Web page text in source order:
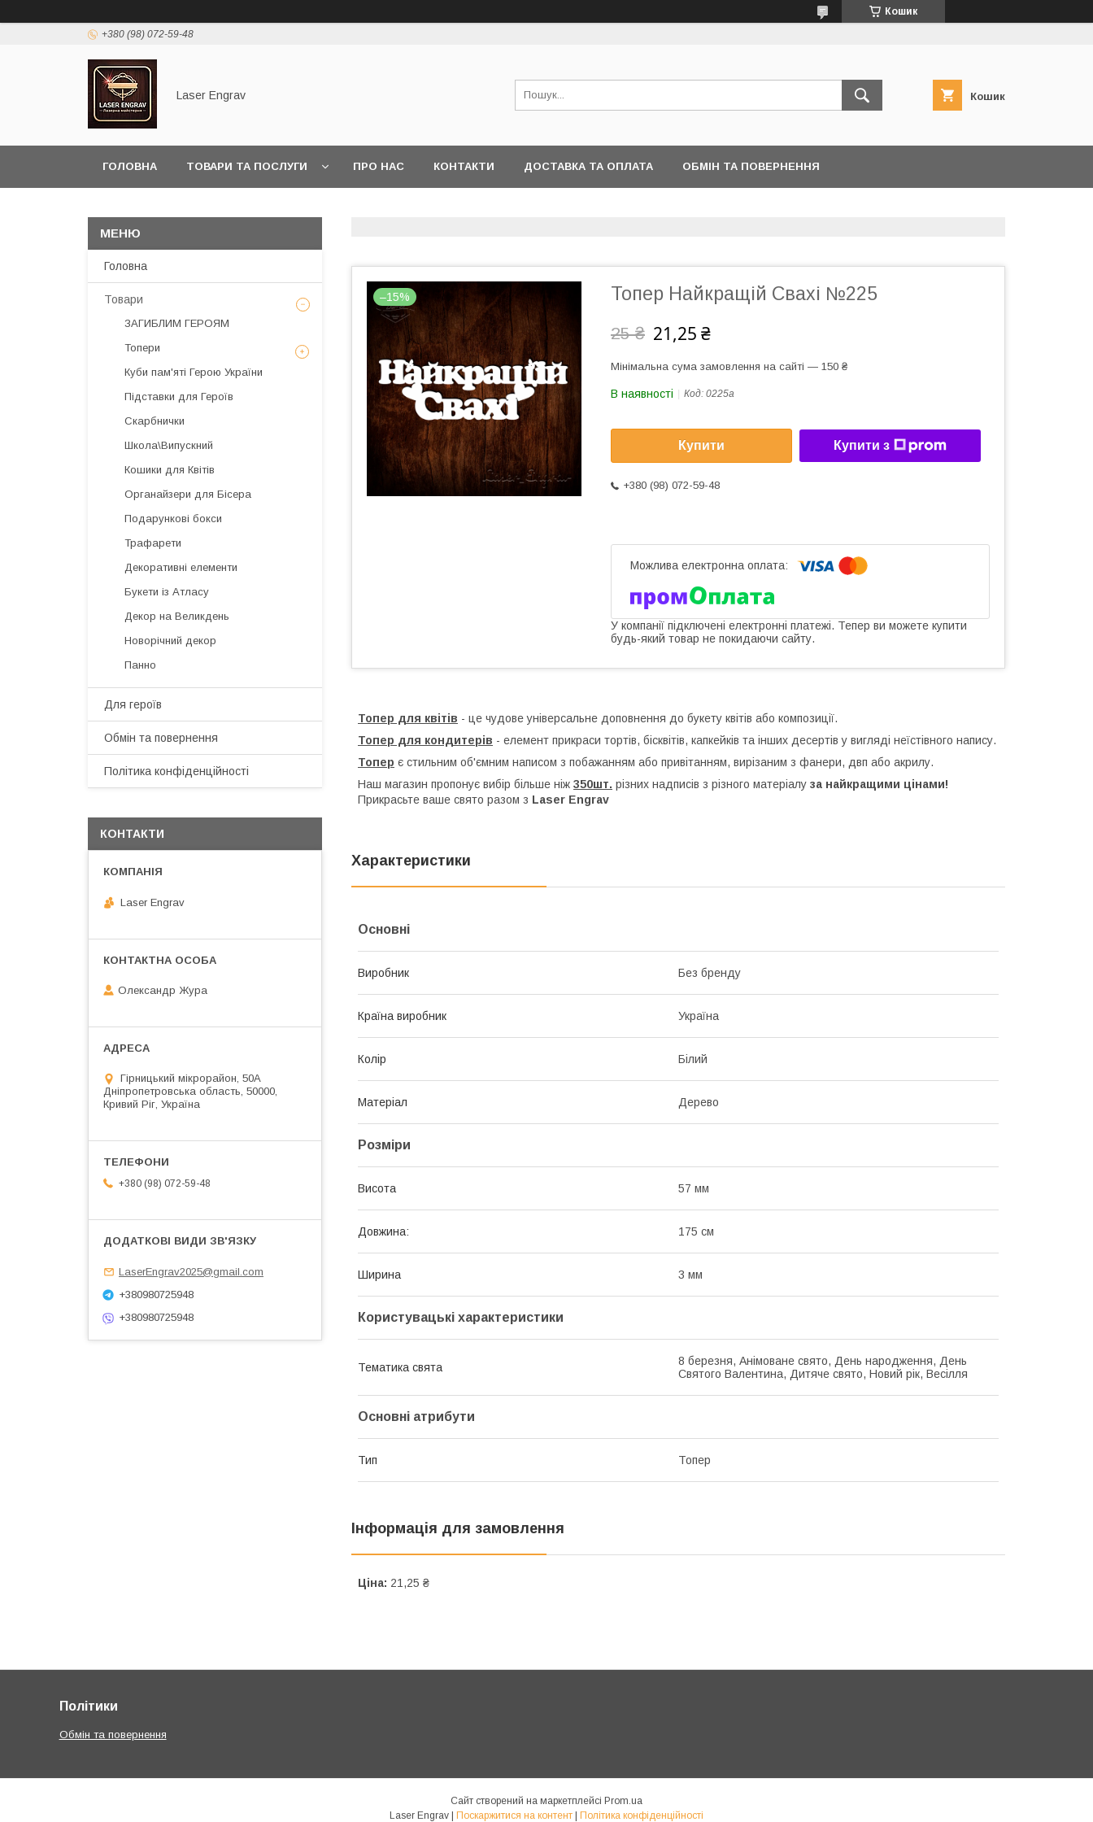
Кошик
+380 (98) 072-59-48
Laser Engrav Кошик
ГОЛОВНА ТОВАРИ ТА ПОСЛУГИ ПРО НАС КОНТАКТИ ДОСТАВКА ТА ОПЛАТА ОБМІН ТА ПОВЕРНЕННЯ
–15% Топер Найкращій Свахі №225
25 ₴ 21,25 ₴
Мінімальна сума замовлення на сайті — 150 ₴
В наявності Код: 0225a
Купити Купити з
+380 (98) 072-59-48
У компанії підключені електронні платежі. Тепер ви можете купити
будь-який товар не покидаючи сайту.
Топер для квітів - це чудове універсальне доповнення до букету квітів або композиції.
Топер для кондитерів - елемент прикраси тортів, бісквітів, капкейків та інших десертів у вигляді неїстівного напису.
Топер є стильним об'ємним написом з побажанням або привітанням, вирізаним з фанери, двп або акрилу.
Наш магазин пропонує вибір більше ніж 350шт. різних надписів з різного матеріалу за найкращими цінами!
Прикрасьте ваше свято разом з Laser Engrav
Характеристики
Основні
Виробник Без бренду
Країна виробник Україна
Колір Білий
Матеріал Дерево
Розміри
Висота 57 мм
Довжина: 175 см
Ширина 3 мм
Користувацькі характеристики
Тематика свята
8 березня, Анімоване свято, День народження, День
Святого Валентина, Дитяче свято, Новий рік, Весілля
Основні атрибути
Тип Топер
Інформація для замовлення
Ціна: 21,25 ₴
Головна
Товари
ЗАГИБЛИМ ГЕРОЯМ
Топери
Куби пам'яті Герою України
Підставки для Героїв
Скарбнички
Школа\Випускний
Кошики для Квітів
Органайзери для Бісера
Подарункові бокси
Трафарети
Декоративні елементи
Букети із Атласу
Декор на Великдень
Новорічний декор
Панно
Для героїв
Обмін та повернення
Політика конфіденційності
КОНТАКТИ
Laser Engrav
Олександр Жура
Гірницький мікрорайон, 50А
Дніпропетровська область, 50000,
Кривий Ріг, Україна
+380 (98) 072-59-48
LaserEngrav2025@gmail.com
+380980725948
+380980725948
Політики
Обмін та повернення
Сайт створений на маркетплейсі Prom.ua
Поскаржитися на контент Політика конфіденційності